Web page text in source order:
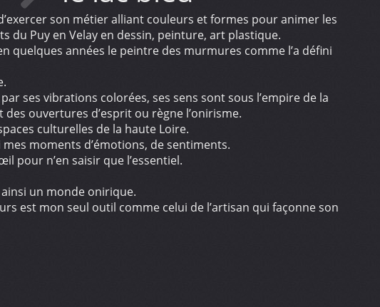
son métier alliant couleurs et formes pour animer les
du Puy en Velay en dessin, peinture, art plastique.
quelques années le peintre des murmures comme l’a défini
ses vibrations colorées, ses sens sont sous l’empire de la
ouvertures d’esprit ou règne l’onirisme.
culturelles de la haute Loire.
moments d’émotions, de sentiments.
pour n’en saisir que l’essentiel.
un monde onirique.
est mon seul outil comme celui de l’artisan qui façonne son